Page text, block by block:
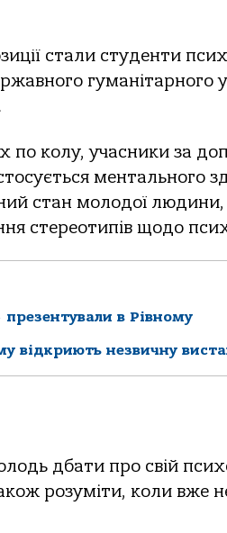
стали студенти
гуманітарного
по колу, учасники за
ментального
стан молодої людини,
стереотипів щодо
презентували в Рівному
відкриють незвичну
дбати про свій
розуміти, коли вже